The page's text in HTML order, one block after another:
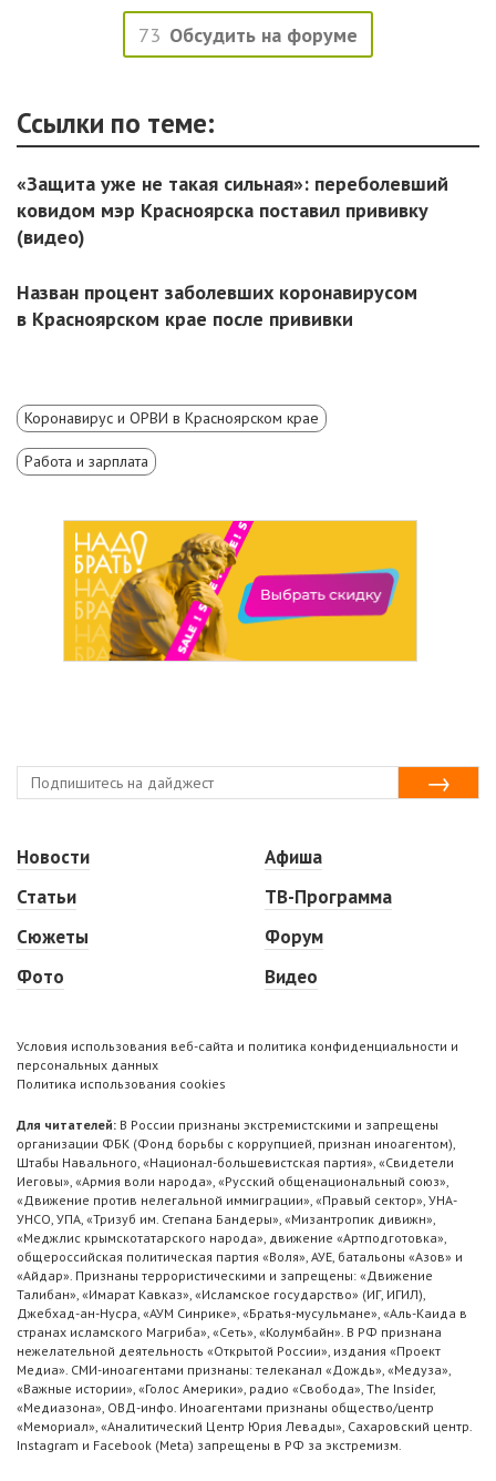
73 Обсудить на форуме
Ссылки по теме:
«Защита уже не такая сильная»: переболевший
ковидом мэр Красноярска поставил прививку
(видео)
Назван процент заболевших коронавирусом
в Красноярском крае после прививки
Коронавирус и ОРВИ в Красноярском крае
Работа и зарплата
Новости
Статьи
Сюжеты
Фото
Афиша
ТВ-Программа
Форум
Видео
Условия использования веб-сайта и политика конфиденциальности и
персональных данных
Политика использования cookies
Для читателей: В России признаны экстремистскими и запрещены
организации ФБК (Фонд борьбы с коррупцией, признан иноагентом),
Штабы Навального, «Национал-большевистская партия», «Свидетели
Иеговы», «Армия воли народа», «Русский общенациональный союз»,
«Движение против нелегальной иммиграции», «Правый сектор», УНА-
УНСО, УПА, «Тризуб им. Степана Бандеры», «Мизантропик дивижн»,
«Меджлис крымскотатарского народа», движение «Артподготовка»,
общероссийская политическая партия «Воля», АУЕ, батальоны «Азов» и
«Айдар». Признаны террористическими и запрещены: «Движение
Талибан», «Имарат Кавказ», «Исламское государство» (ИГ, ИГИЛ),
Джебхад-ан-Нусра, «АУМ Синрике», «Братья-мусульмане», «Аль-Каида в
странах исламского Магриба», «Сеть», «Колумбайн». В РФ признана
нежелательной деятельность «Открытой России», издания «Проект
Медиа». СМИ-иноагентами признаны: телеканал «Дождь», «Медуза»,
«Важные истории», «Голос Америки», радио «Свобода», The Insider,
«Медиазона», ОВД-инфо. Иноагентами признаны общество/центр
«Мемориал», «Аналитический Центр Юрия Левады», Сахаровский центр.
Instagram и Facebook (Metа) запрещены в РФ за экстремизм.